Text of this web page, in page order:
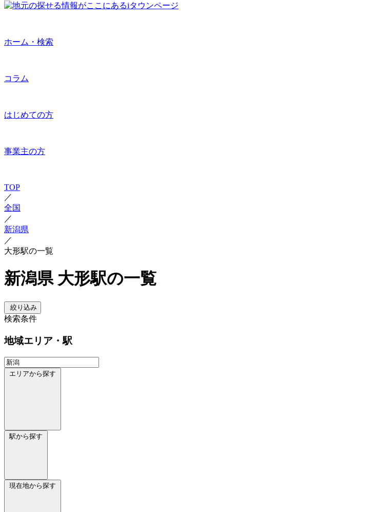
ホーム・検索
コラム
はじめての方
事業主の方
TOP
／
全国
／
新潟県
／
大形駅の一覧
新潟県 大形駅の一覧
絞り込み
検索条件
地域エリア・駅
エリアから探す
駅から探す
現在地から探す